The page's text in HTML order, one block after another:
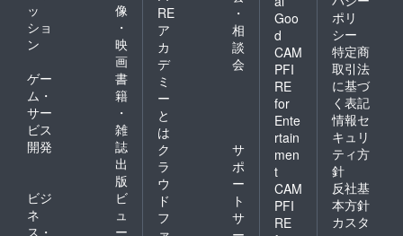
ッ
ショ
ン
像
・
映
画
ゲー
ム・
サー
ビス
開発
書
籍
・
雑
誌
出
版
ビジ
ネ
ス・
ビ
ュ
ー
RE
ア
カ
デ
ミ
ー
と
は
・
相
談
会
ク
ラ
ウ
ド
フ
サ
ポ
ー
ト
サ
Goo
d
CAM
PFI
RE
for
Ente
rtain
men
t
CAM
PFI
RE
ポリ
シー
特定商
取引法
に基づ
く表記
情報セ
キュリ
ティ方
針
反社基
本方針
カスタ